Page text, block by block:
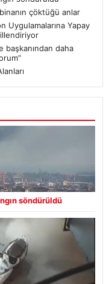
çöktüğü anlar
Uygulamalarına Yapay
başkanından daha
söndürüldü